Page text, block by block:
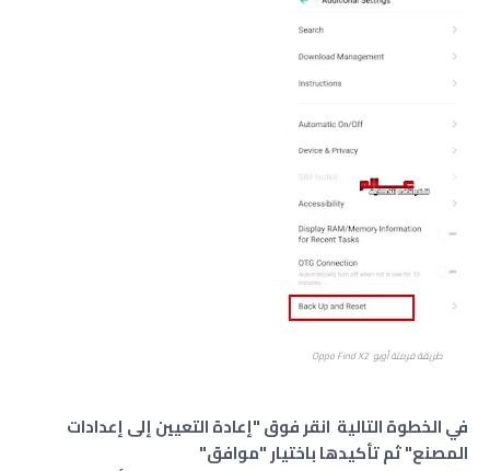
طريقة فرمتة أوبو Oppo Find X2
في الخطوة التالية انقر فوق "إعادة التعيين إلى إعدادات
المصنع" ثم تأكيدها باختيار "موافق"